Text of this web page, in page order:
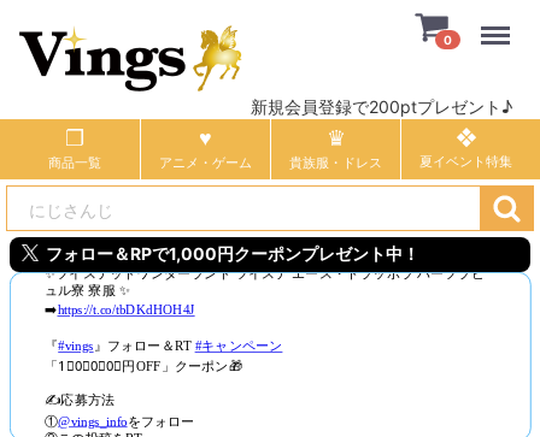
新規会員登録で200ptプレゼント♪
0
商品一覧 アニメ・ゲーム 貴族服・ドレス
フォロー＆RPで1,000円クーポンプレゼント中！